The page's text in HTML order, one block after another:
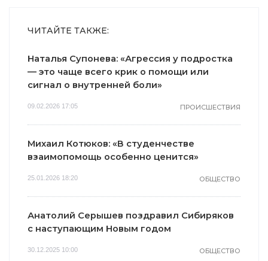
ЧИТАЙТЕ ТАКЖЕ:
Наталья Супонева: «Агрессия у подростка
— это чаще всего крик о помощи или
сигнал о внутренней боли»
09.02.2026 17:05 ПРОИСШЕСТВИЯ
Михаил Котюков: «В студенчестве
взаимопомощь особенно ценится»
25.01.2026 18:20 ОБЩЕСТВО
Анатолий Серышев поздравил Сибиряков
с наступающим Новым годом
30.12.2025 10:00 ОБЩЕСТВО